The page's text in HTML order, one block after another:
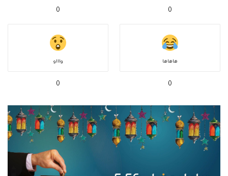
0
0
هاهاها
0
واااو
0